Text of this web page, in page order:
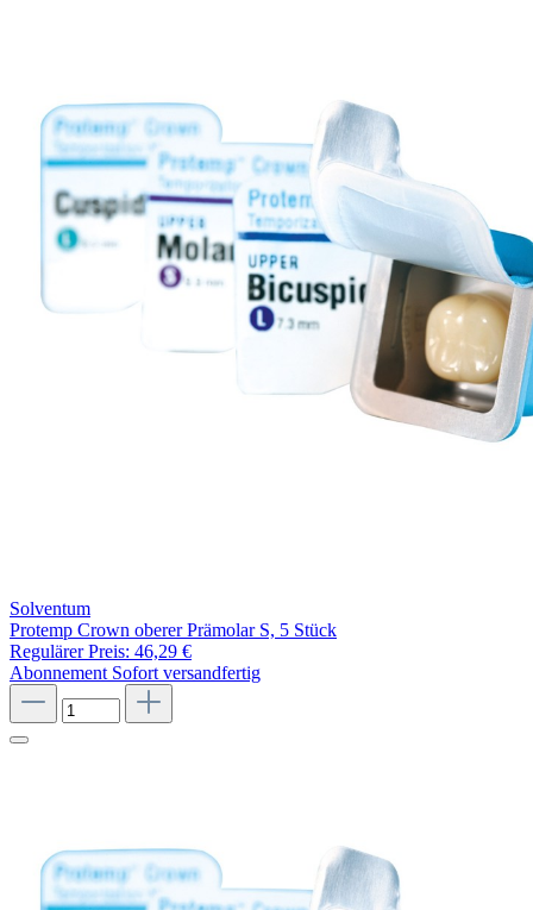
Solventum
Protemp Crown oberer Prämolar S, 5 Stück
Regulärer Preis: 46,29 €
Abonnement Sofort versandfertig